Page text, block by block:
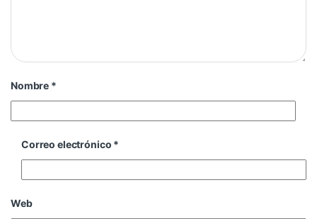
Nombre *
Correo electrónico *
Web